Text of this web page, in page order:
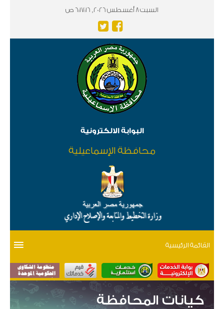
السبت 8 أغسطس 2026, 6:17:16 ص
البوابة الالكترونية
محافظة الإسماعيلية
القائمة الرئيسية
كيانات المحافظة